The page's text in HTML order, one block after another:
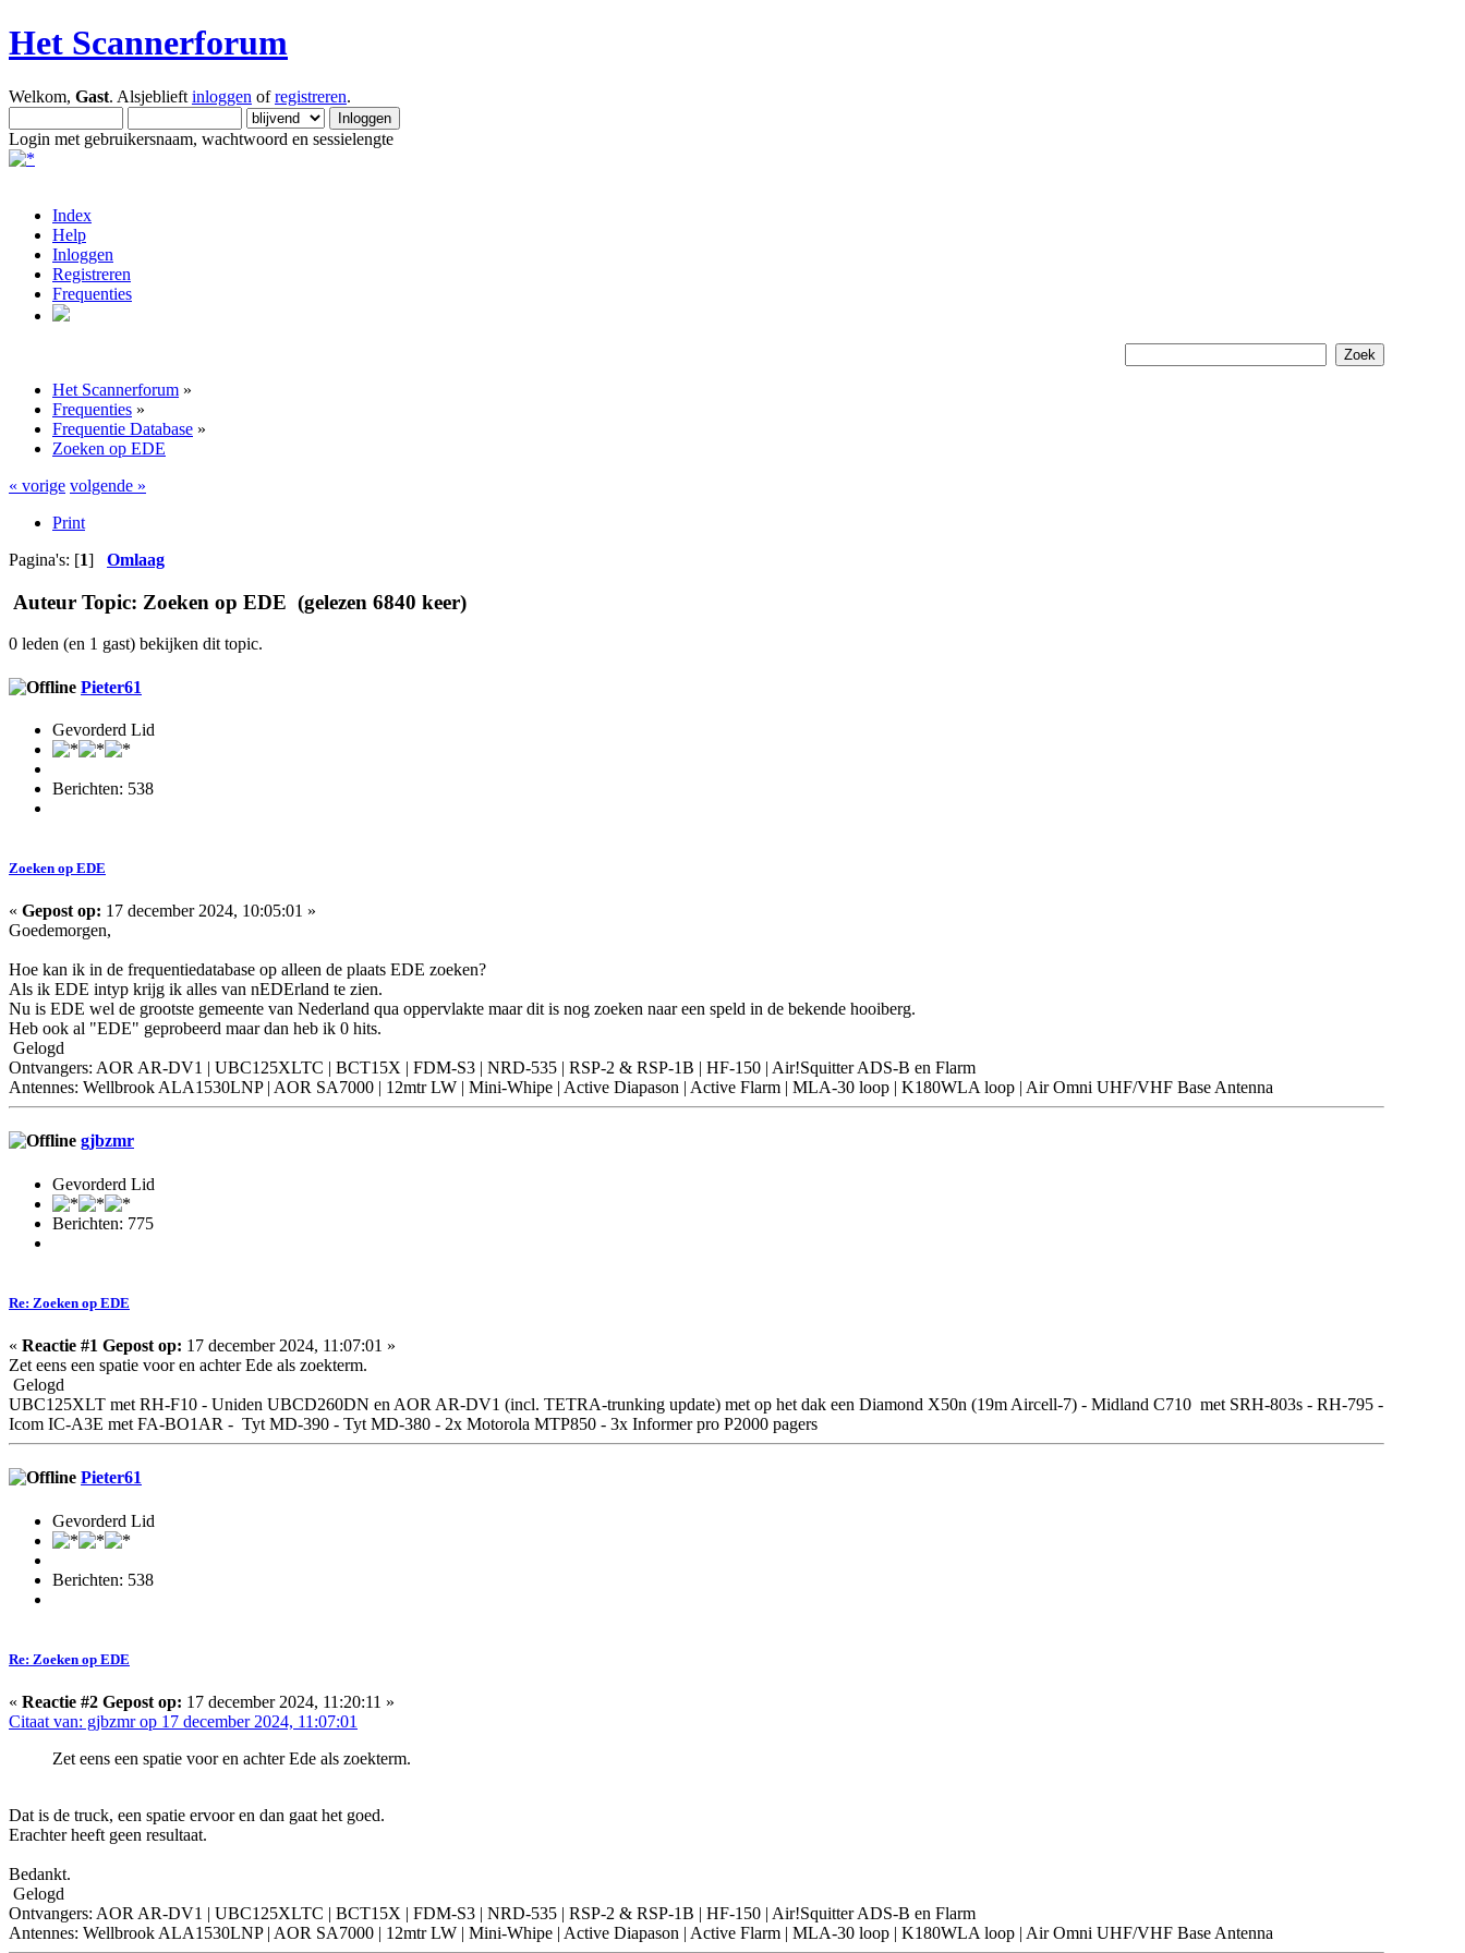
Het Scannerforum
Welkom, Gast. Alsjeblieft inloggen ofregistreren.
Login met gebruikersnaam, wachtwoord en sessielengte
Index
Help
Inloggen
Registreren
Frequenties
Het Scannerforum »
Frequenties »
Frequentie Database »
Zoeken op EDE
« vorige volgende »
Print
Pagina's: [1] Omlaag
Auteur Topic: Zoeken op EDE (gelezen 6840 keer)
0 leden (en 1 gast) bekijken dit topic.
Pieter61
Gevorderd Lid
Berichten: 538
Zoeken op EDE
« Gepost op: 17 december 2024, 10:05:01 »
Goedemorgen,
Hoe kan ik in de frequentiedatabase op alleen de plaats EDE zoeken?
Als ik EDE intyp krijg ik alles van nEDErland te zien.
Nu is EDE wel de grootste gemeente van Nederland qua oppervlakte maar dit is nog zoeken naar een speld in de bekende hooiberg.
Heb ook al "EDE" geprobeerd maar dan heb ik 0 hits.
Gelogd
Ontvangers: AOR AR-DV1 | UBC125XLTC | BCT15X | FDM-S3 | NRD-535 | RSP-2 & RSP-1B | HF-150 | Air!Squitter ADS-B en Flarm
Antennes: Wellbrook ALA1530LNP | AOR SA7000 | 12mtr LW | Mini-Whipe | Active Diapason | Active Flarm | MLA-30 loop | K180WLA loop | Air Omni UHF/VHF Base Antenna
gjbzmr
Gevorderd Lid
Berichten: 775
Re: Zoeken op EDE
« Reactie #1 Gepost op: 17 december 2024, 11:07:01 »
Zet eens een spatie voor en achter Ede als zoekterm.
Gelogd
UBC125XLT met RH-F10 - Uniden UBCD260DN en AOR AR-DV1 (incl. TETRA-trunking update) met op het dak een Diamond X50n (19m Aircell-7) - Midland C710 met SRH-803s - RH-795 -
Icom IC-A3E met FA-BO1AR - Tyt MD-390 - Tyt MD-380 - 2x Motorola MTP850 - 3x Informer pro P2000 pagers
Pieter61
Gevorderd Lid
Berichten: 538
Re: Zoeken op EDE
« Reactie #2 Gepost op: 17 december 2024, 11:20:11 »
Citaat van: gjbzmr op 17 december 2024, 11:07:01
Zet eens een spatie voor en achter Ede als zoekterm.
Dat is de truck, een spatie ervoor en dan gaat het goed.
Erachter heeft geen resultaat.
Bedankt.
Gelogd
Ontvangers: AOR AR-DV1 | UBC125XLTC | BCT15X | FDM-S3 | NRD-535 | RSP-2 & RSP-1B | HF-150 | Air!Squitter ADS-B en Flarm
Antennes: Wellbrook ALA1530LNP | AOR SA7000 | 12mtr LW | Mini-Whipe | Active Diapason | Active Flarm | MLA-30 loop | K180WLA loop | Air Omni UHF/VHF Base Antenna